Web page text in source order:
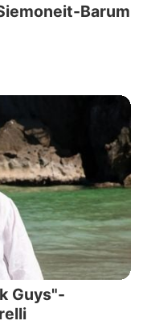
Barum
Guys"-